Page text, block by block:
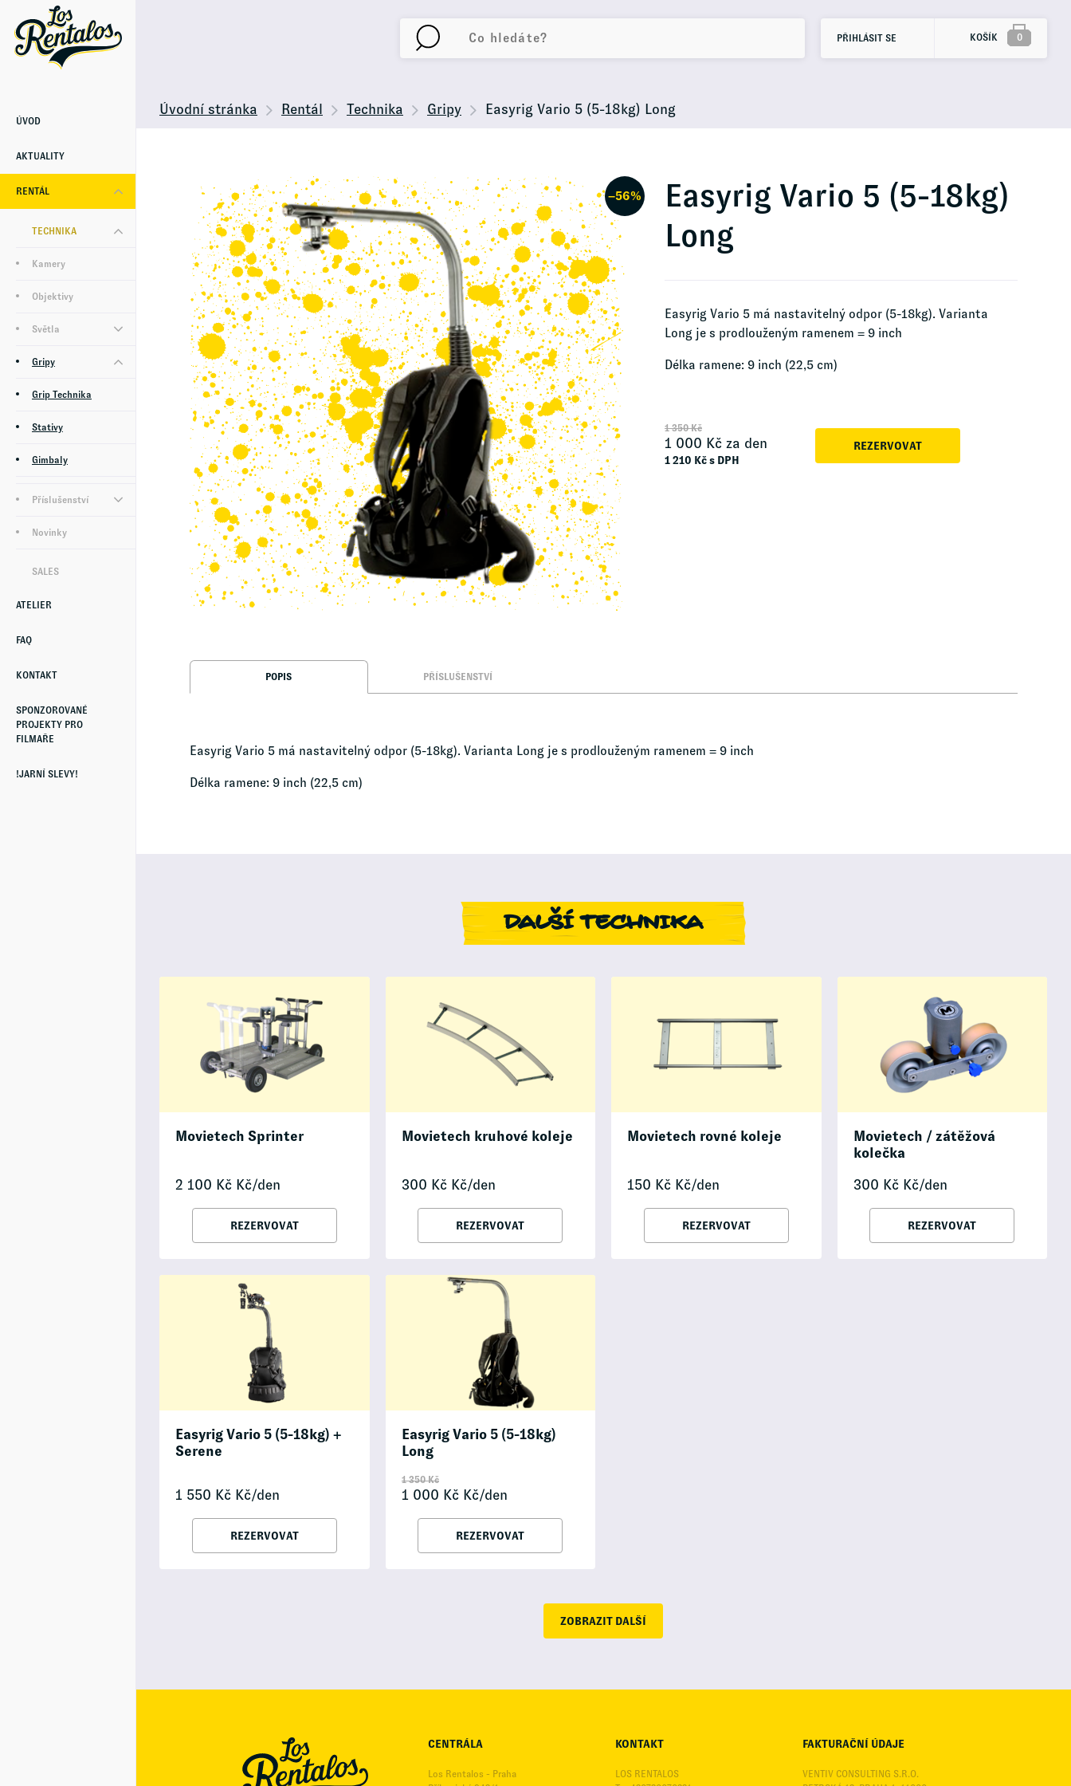
ÚVOD
AKTUALITY
RENTÁL
TECHNIKA
Kamery
Objektivy
Světla
Gripy
Grip Technika
Stativy
Gimbaly
Příslušenství
Novinky
SALES
ATELIER
FAQ
KONTAKT
SPONZOROVANÉ
PROJEKTY PRO
FILMAŘE
!JARNÍ SLEVY!
PŘIHLÁSIT SE KOŠÍK 0
Úvodní stránka Rentál Technika Gripy Easyrig Vario 5 (5-18kg) Long
−56%
Easyrig Vario 5 (5-18kg)
Long
Easyrig Vario 5 má nastavitelný odpor (5-18kg). Varianta
Long je s prodlouženým ramenem = 9 inch
Délka ramene: 9 inch (22,5 cm)
1 350 Kč
1 000 Kč za den
1 210 Kč s DPH
REZERVOVAT
POPIS PŘÍSLUŠENSTVÍ
Easyrig Vario 5 má nastavitelný odpor (5-18kg). Varianta Long je s prodlouženým ramenem = 9 inch
Délka ramene: 9 inch (22,5 cm)
DALŠÍ TECHNIKA
Movietech Sprinter
2 100 Kč Kč/den
REZERVOVAT
Movietech kruhové koleje
300 KčKč/den
REZERVOVAT
Movietech rovné koleje
150 Kč Kč/den
REZERVOVAT
Movietech / zátěžová
kolečka
300 KčKč/den
REZERVOVAT
Easyrig Vario 5 (5-18kg) +
Serene
1 550 Kč Kč/den
REZERVOVAT
Easyrig Vario 5 (5-18kg)
Long
1 350 Kč
1 000 KčKč/den
REZERVOVAT
ZOBRAZIT DALŠÍ
CENTRÁLA
Los Rentalos - Praha
KONTAKT
LOS RENTALOS
FAKTURAČNÍ ÚDAJE
VENTIV CONSULTING S.R.O.